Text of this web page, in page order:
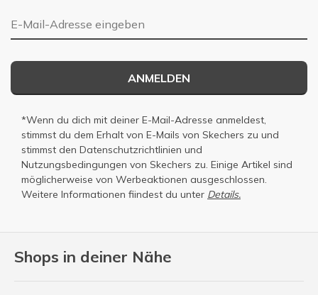
Shops in deiner Nähe
E-Mail-Adresse
ANMELDEN
*Wenn du dich mit deiner E-Mail-Adresse anmeldest,
stimmst du dem Erhalt von E-Mails von Skechers zu und
stimmst den Datenschutzrichtlinien und
Nutzungsbedingungen von Skechers zu. Einige Artikel sind
möglicherweise von Werbeaktionen ausgeschlossen.
Weitere Informationen fiindest du unter Details.